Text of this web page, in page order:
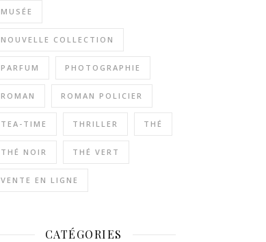
MUSÉE
NOUVELLE COLLECTION
PARFUM PHOTOGRAPHIE
ROMAN ROMAN POLICIER
TEA-TIME THRILLER THÉ
THÉ NOIR THÉ VERT
VENTE EN LIGNE
CATÉGORIES